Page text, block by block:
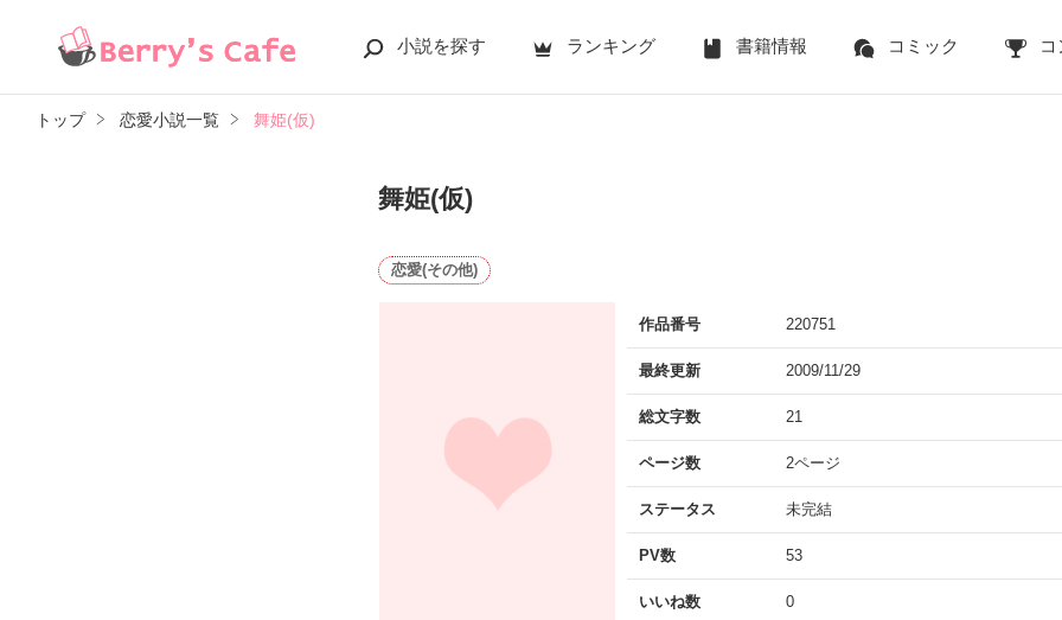
小説を探す ランキング 書籍情報 コミック コ
トップ 恋愛小説一覧 舞姫(仮)
舞姫(仮)
恋愛(その他)
作品番号 220751
最終更新 2009/11/29
総文字数 21
ページ数 2ページ
ステータス 未完結
PV数 53
いいね数 0